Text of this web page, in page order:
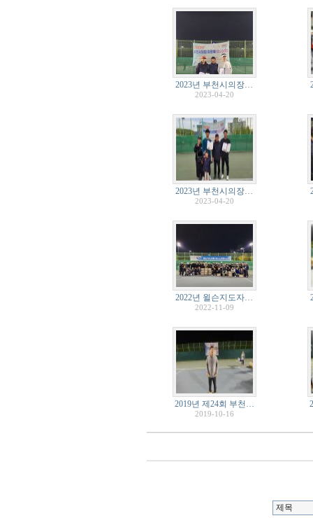
2023년 부천시의장…
2023-04-20
2023년 부천시의장…
2023-04-20
2022년 윌슨지도자…
2022-11-09
2019년 제24회 부천…
2019-10-16